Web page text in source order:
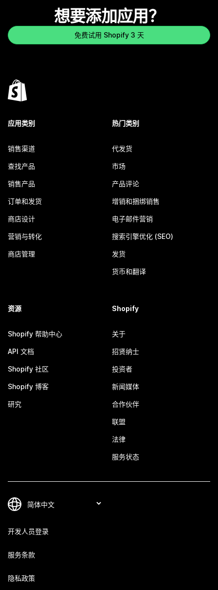
想要添加应用？
免费试用 Shopify 3 天
应用类别
销售渠道
查找产品
销售产品
订单和发货
商店设计
营销与转化
商店管理
热门类别
代发货
市场
产品评论
增销和捆绑销售
电子邮件营销
搜索引擎优化 (SEO)
发货
货币和翻译
资源
Shopify 帮助中心
API 文档
Shopify 社区
Shopify 博客
研究
Shopify
关于
招贤纳士
投资者
新闻媒体
合作伙伴
联盟
法律
服务状态
开发人员登录
服务条款
隐私政策